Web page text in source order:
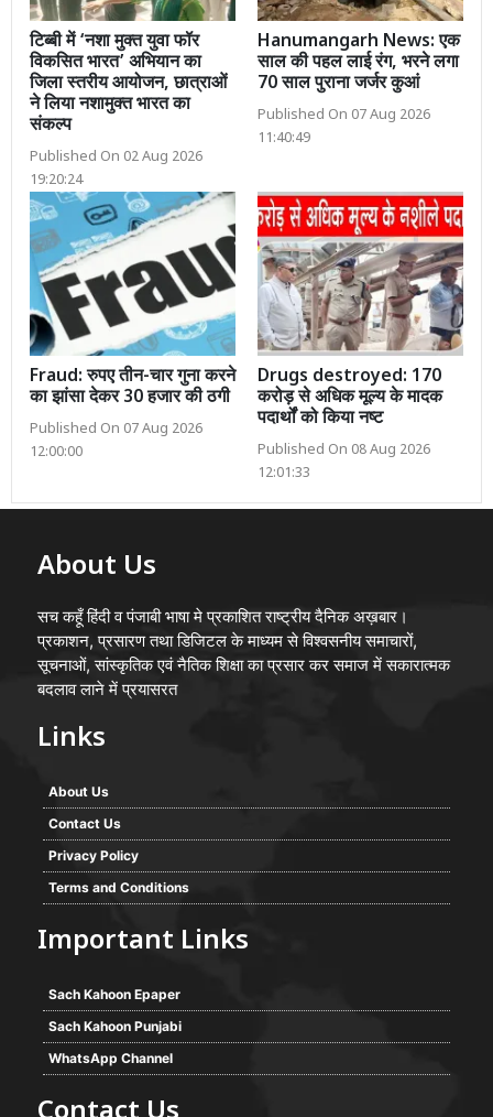
टिब्बी में ‘नशा मुक्त युवा फॉर
विकसित भारत’ अभियान का
जिला स्तरीय आयोजन, छात्राओं
ने लिया नशामुक्त भारत का
संकल्प
Published On 02 Aug 2026
19:20:24
Hanumangarh News: एक
साल की पहल लाई रंग, भरने लगा
70 साल पुराना जर्जर कुआं
Published On 07 Aug 2026
11:40:49
Fraud: रुपए तीन-चार गुना करने
का झांसा देकर 30 हजार की ठगी
Published On 07 Aug 2026
12:00:00
Drugs destroyed: 170
करोड़ से अधिक मूल्य के मादक
पदार्थों को किया नष्ट
Published On 08 Aug 2026
12:01:33
About Us
सच कहूँ हिंदी व पंजाबी भाषा मे प्रकाशित राष्ट्रीय दैनिक अख़बार।
प्रकाशन, प्रसारण तथा डिजिटल के माध्यम से विश्वसनीय समाचारों,
सूचनाओं, सांस्कृतिक एवं नैतिक शिक्षा का प्रसार कर समाज में सकारात्मक
बदलाव लाने में प्रयासरत
Links
About Us
Contact Us
Privacy Policy
Terms and Conditions
Important Links
Sach Kahoon Epaper
Sach Kahoon Punjabi
WhatsApp Channel